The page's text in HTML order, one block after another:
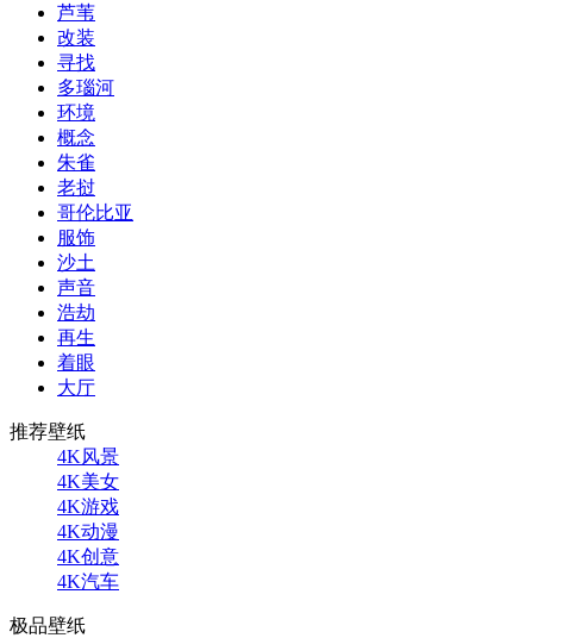
芦苇
改装
寻找
多瑙河
环境
概念
朱雀
老挝
哥伦比亚
服饰
沙土
声音
浩劫
再生
着眼
大厅
推荐壁纸
4K风景
4K美女
4K游戏
4K动漫
4K创意
4K汽车
极品壁纸